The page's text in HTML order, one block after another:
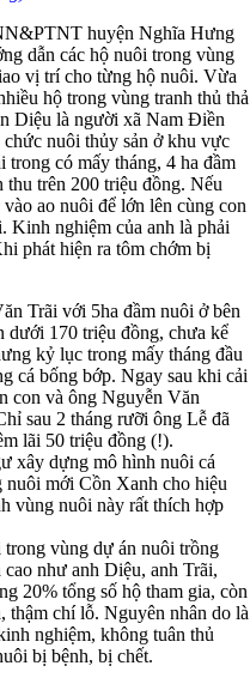
huyện Nghĩa Hưng
dẫn các hộ nuôi trong vùng
vị trí cho từng hộ nuôi. Vừa
hộ trong vùng tranh thủ thả
Diệu là người xã Nam Điền
nuôi thủy sản ở khu vực
có mấy tháng, 4 ha đầm
thu trên 200 triệu đồng. Nếu
ao nuôi để lớn lên cùng con
Kinh nghiệm của anh là phải
phát hiện ra tôm chớm bị
Trãi với 5ha đầm nuôi ở bên
dưới 170 triệu đồng, chưa kể
kỷ lục trong mấy tháng đầu
cá bống bớp. Ngay sau khi cải
con và ông Nguyễn Văn
sau 2 tháng rưỡi ông Lễ đã
lãi 50 triệu đồng (!).
xây dựng mô hình nuôi cá
nuôi mới Cồn Xanh cho hiệu
vùng nuôi này rất thích hợp
vùng dự án nuôi trồng
như anh Diệu, anh Trãi,
20% tổng số hộ tham gia, còn
thậm chí lỗ. Nguyên nhân do là
nghiệm, không tuân thủ
bị bệnh, bị chết.